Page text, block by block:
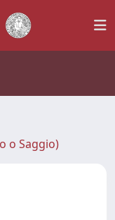
o Saggio)